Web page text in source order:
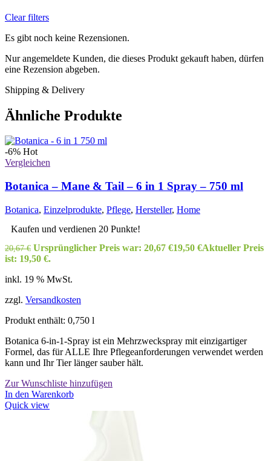
Clear filters
Es gibt noch keine Rezensionen.
Nur angemeldete Kunden, die dieses Produkt gekauft haben, dürfen
eine Rezension abgeben.
Shipping & Delivery
Ähnliche Produkte
-6% Hot
Vergleichen
Botanica – Mane & Tail – 6 in 1 Spray – 750 ml
Botanica, Einzelprodukte, Pflege, Hersteller, Home
Kaufen und verdienen 20 Punkte!
20,67€ Ursprünglicher Preis war: 20,67 €19,50 €Aktueller Preis
ist: 19,50 €.
inkl. 19 % MwSt.
zzgl. Versandkosten
Produkt enthält: 0,750 l
Botanica 6-in-1-Spray ist ein Mehrzweckspray mit einzigartiger
Formel, das für ALLE Ihre Pflegeanforderungen verwendet werden
kann und Ihr Tier länger sauber hält.
Zur Wunschliste hinzufügen
In den Warenkorb
Quick view